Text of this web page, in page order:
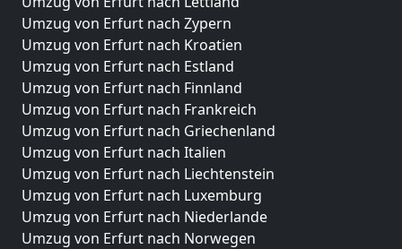
Umzug von Erfurt nach Zypern
Umzug von Erfurt nach Kroatien
Umzug von Erfurt nach Estland
Umzug von Erfurt nach Finnland
Umzug von Erfurt nach Frankreich
Umzug von Erfurt nach Griechenland
Umzug von Erfurt nach Italien
Umzug von Erfurt nach Liechtenstein
Umzug von Erfurt nach Luxemburg
Umzug von Erfurt nach Niederlande
Umzug von Erfurt nach Norwegen